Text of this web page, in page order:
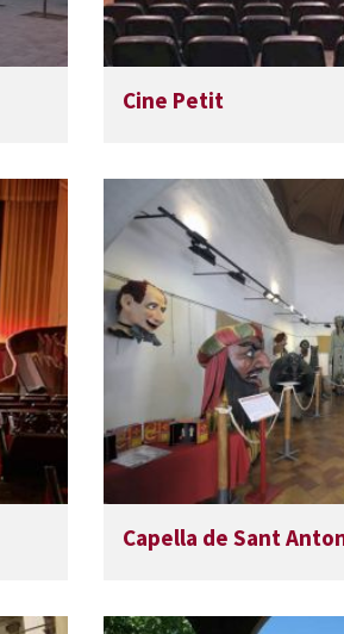
Cine Petit
Capella de Sant